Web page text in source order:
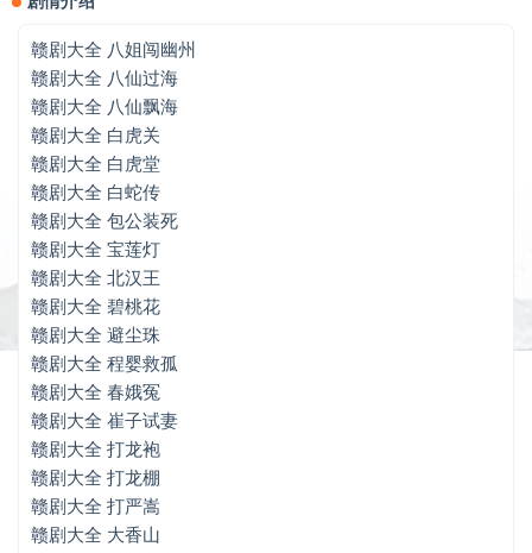
赣剧大全 北汉王
赣剧大全 碧桃花
赣剧大全 避尘珠
赣剧大全 程婴救孤
赣剧大全 春娥冤
赣剧大全 打龙袍
赣剧大全 打龙棚
赣剧大全 打严嵩
赣剧大全 大香山
赣剧大全 但愿人长久
赣剧大全 点彩礼
赣剧大全 八姐闯幽州
赣剧大全 八仙过海
赣剧大全 八仙飘海
赣剧大全 白虎关
赣剧大全 白虎堂
赣剧大全 白蛇传
赣剧大全 包公装死
赣剧大全 宝莲灯
赣剧大全 北汉王
赣剧大全 碧桃花
赣剧大全 避尘珠
赣剧大全 程婴救孤
赣剧大全 春娥冤
赣剧大全 崔子试妻
赣剧大全 打龙袍
赣剧大全 打龙棚
赣剧大全 打严嵩
赣剧大全 大香山